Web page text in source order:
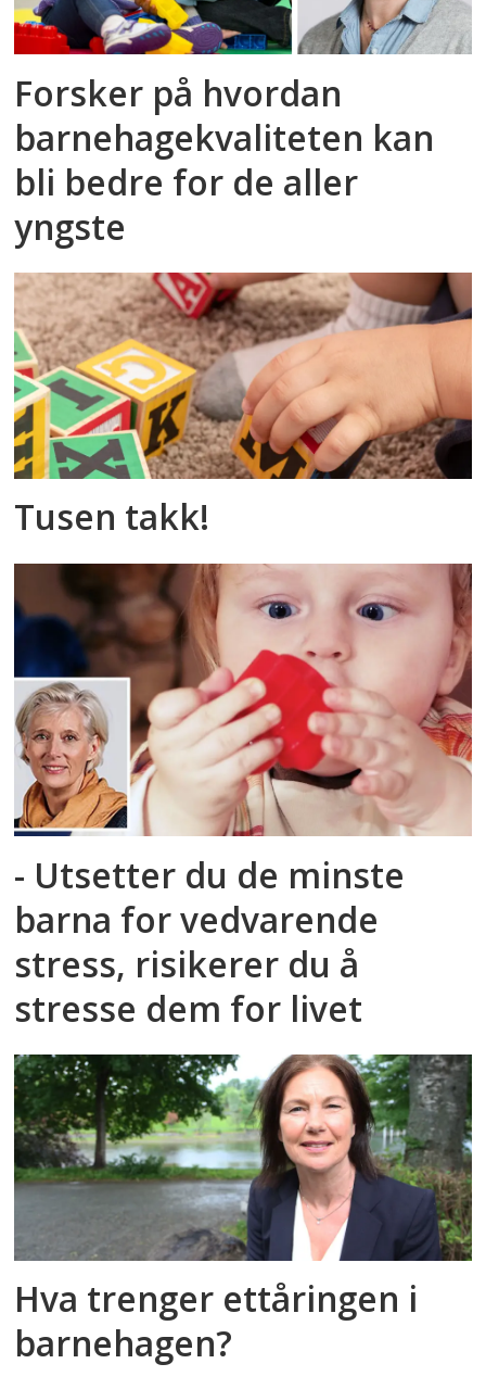
Forsker på hvordan
barnehagekvaliteten kan
bli bedre for de aller
yngste
Tusen takk!
- Utsetter du de minste
barna for vedvarende
stress, risikerer du å
stresse dem for livet
Hva trenger ettåringen i
barnehagen?